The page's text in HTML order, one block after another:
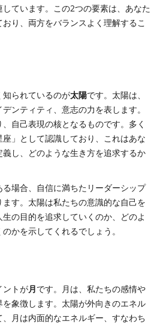
ています。この2つの要素は、あなた
り、両方をバランスよく理解するこ
られているのが太陽です。太陽は、
ンティティ、意志の力を表します。
自己表現の核となるものです。多く
」として認識しており、これはあな
し、どのような生き方を追求するか
場合、自信に満ちたリーダーシップ
す。太陽は私たちの意識的な自己を
の目的を追求していくのか、どのよ
かを示してくれるでしょう。
ントが月です。月は、私たちの感情や
象徴します。太陽が外向きのエネル
月は内面的なエネルギー、すなわち